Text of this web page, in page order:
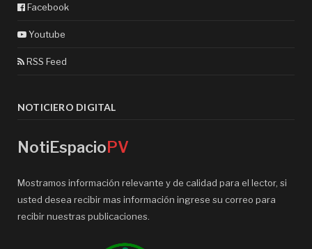
Facebook
Youtube
RSS Feed
NOTICIERO DIGITAL
NotiEspacioPV
Mostramos información relevante y de calidad para el lector, si
usted desea recibir mas información ingrese su correo para
recibir nuestras publicaciones.